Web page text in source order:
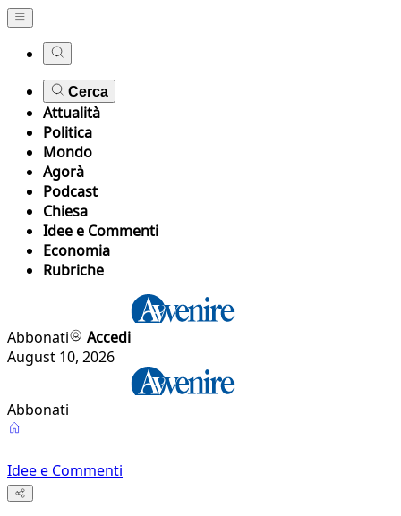
Cerca
Attualità
Politica
Mondo
Agorà
Podcast
Chiesa
Idee e Commenti
Economia
Rubriche
Abbonati
Accedi
August 10, 2026
Abbonati
Idee e Commenti